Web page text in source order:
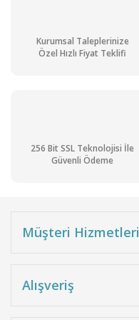
Kurumsal Taleplerinize
Özel Hızlı Fiyat Teklifi
256 Bit SSL Teknolojisi İle
Güvenli Ödeme
Müşteri Hizmetleri
Alışveriş